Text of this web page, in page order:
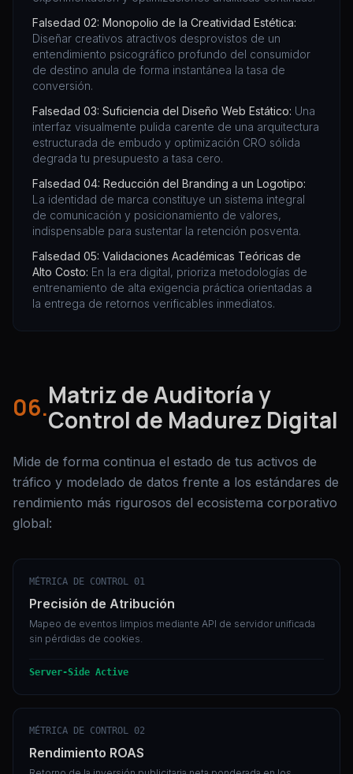
Falsedad 02: Monopolio de la Creatividad Estética:
Diseñar creativos atractivos desprovistos de un
entendimiento psicográfico profundo del consumidor
de destino anula de forma instantánea la tasa de
conversión.
Falsedad 03: Suficiencia del Diseño Web Estático: Una
interfaz visualmente pulida carente de una arquitectura
estructurada de embudo y optimización CRO sólida
degrada tu presupuesto a tasa cero.
Falsedad 04: Reducción del Branding a un Logotipo:
La identidad de marca constituye un sistema integral
de comunicación y posicionamiento de valores,
indispensable para sustentar la retención posventa.
Falsedad 05: Validaciones Académicas Teóricas de
Alto Costo: En la era digital, prioriza metodologías de
entrenamiento de alta exigencia práctica orientadas a
la entrega de retornos verificables inmediatos.
06.Matriz de Auditoría y
Control de Madurez Digital
Mide de forma continua el estado de tus activos de
tráfico y modelado de datos frente a los estándares de
rendimiento más rigurosos del ecosistema corporativo
global:
MÉTRICA DE CONTROL 01
Precisión de Atribución
Mapeo de eventos limpios mediante API de servidor unificada
sin pérdidas de cookies.
Server-Side Active
MÉTRICA DE CONTROL 02
Rendimiento ROAS